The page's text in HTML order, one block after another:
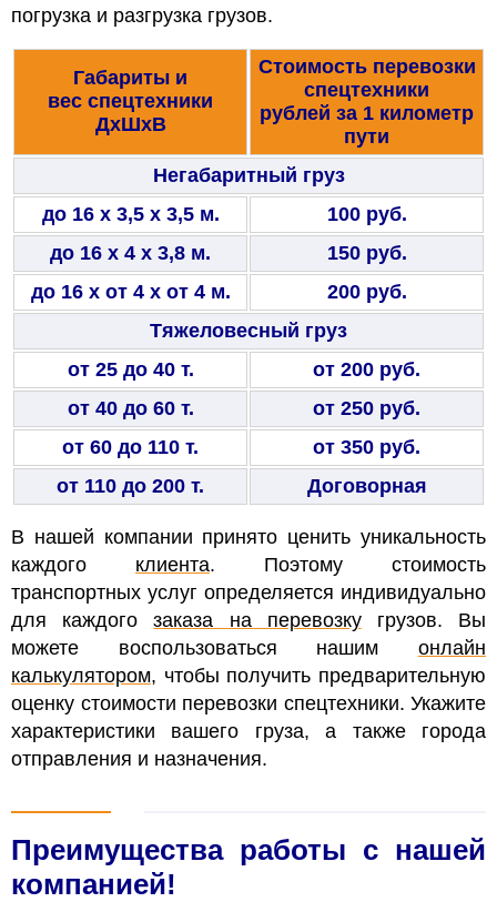
погрузка и разгрузка грузов.
Габариты и
вес спецтехники
ДxШxВ
Стоимость перевозки
спецтехники
рублей за 1 километр
пути
Негабаритный груз
до 16 x 3,5 x 3,5 м.
100 руб.
до 16 x 4 x 3,8 м.
150 руб.
до 16 x от 4 x от 4 м.
200 руб.
Тяжеловесный груз
от 25 до 40 т.
от 200 руб.
от 40 до 60 т.
от 250 руб.
от 60 до 110 т.
от 350 руб.
от 110 до 200 т.
Договорная
В нашей компании принято ценить уникальность
каждого клиента. Поэтому стоимость
транспортных услуг определяется индивидуально
для каждогозаказа на перевозкугрузов. Вы
можете воспользоваться нашим онлайн
калькулятором, чтобы получить предварительную
оценку стоимости перевозки спецтехники. Укажите
характеристики вашего груза, а также города
отправления и назначения.
Преимущества работы с нашей
компанией!